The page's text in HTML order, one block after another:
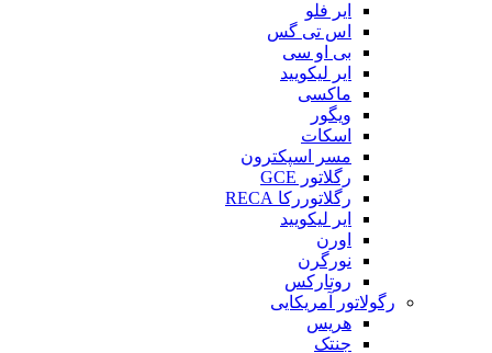
ایر فلو
اس تی گس
بی او سی
ایر لیکویید
ماکسی
ویگور
اسکات
مسر اسپکترون
رگلاتور GCE
رگلاتوررکا RECA
ایر لیکویید
اورن
نورگرن
روتارکس
رگولاتور آمریکایی
هریس
جنتک